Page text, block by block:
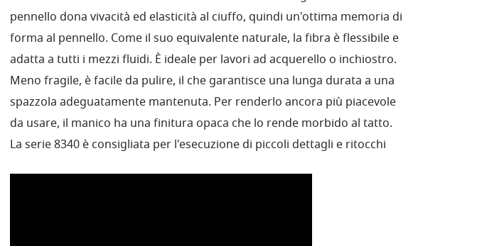
pennello dona vivacità ed elasticità al ciuffo, quindi un'ottima memoria di
forma al pennello. Come il suo equivalente naturale, la fibra è flessibile e
adatta a tutti i mezzi fluidi. È ideale per lavori ad acquerello o inchiostro.
Meno fragile, è facile da pulire, il che garantisce una lunga durata a una
spazzola adeguatamente mantenuta. Per renderlo ancora più piacevole
da usare, il manico ha una finitura opaca che lo rende morbido al tatto.
La serie 8340 è consigliata per l'esecuzione di piccoli dettagli e ritocchi